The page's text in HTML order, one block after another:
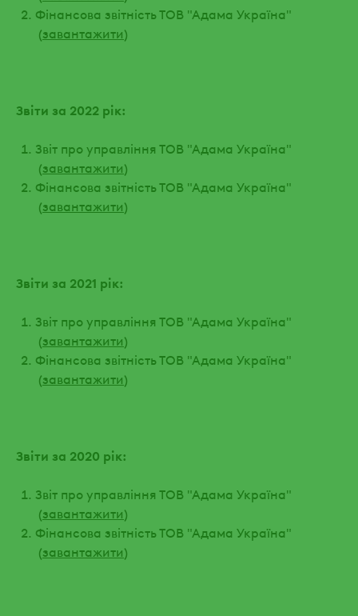
Фінансова звітність ТОВ "Адама Україна"
(завантажити)
Звіти за 2022 рік:
Звіт про управління ТОВ "Адама Україна"
(завантажити)
Фінансова звітність ТОВ "Адама Україна"
(завантажити)
Звіти за 2021 рік:
Звіт про управління ТОВ "Адама Україна"
(завантажити)
Фінансова звітність ТОВ "Адама Україна"
(завантажити)
Звіти за 2020 рік:
Звіт про управління ТОВ "Адама Україна"
(завантажити)
Фінансова звітність ТОВ "Адама Україна"
(завантажити)